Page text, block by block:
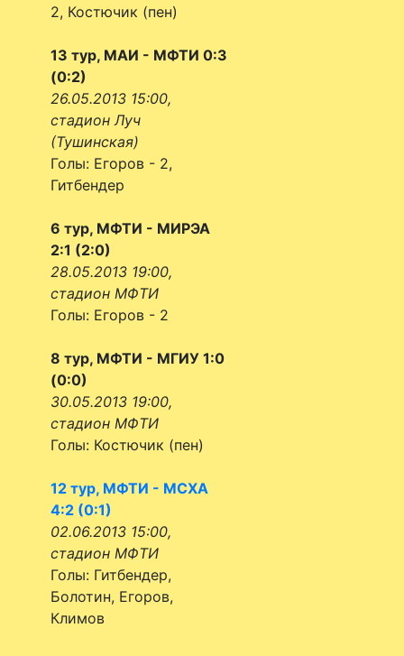
2, Костючик (пен)
13 тур, МАИ - МФТИ 0:3
(0:2)
26.05.2013 15:00,
стадион Луч
(Тушинская)
Голы: Егоров - 2,
Гитбендер
6 тур, МФТИ - МИРЭА
2:1 (2:0)
28.05.2013 19:00,
стадион МФТИ
Голы: Егоров - 2
8 тур, МФТИ - МГИУ 1:0
(0:0)
30.05.2013 19:00,
стадион МФТИ
Голы: Костючик (пен)
12 тур, МФТИ - МСХА
4:2 (0:1)
02.06.2013 15:00,
стадион МФТИ
Голы: Гитбендер,
Болотин, Егоров,
Климов